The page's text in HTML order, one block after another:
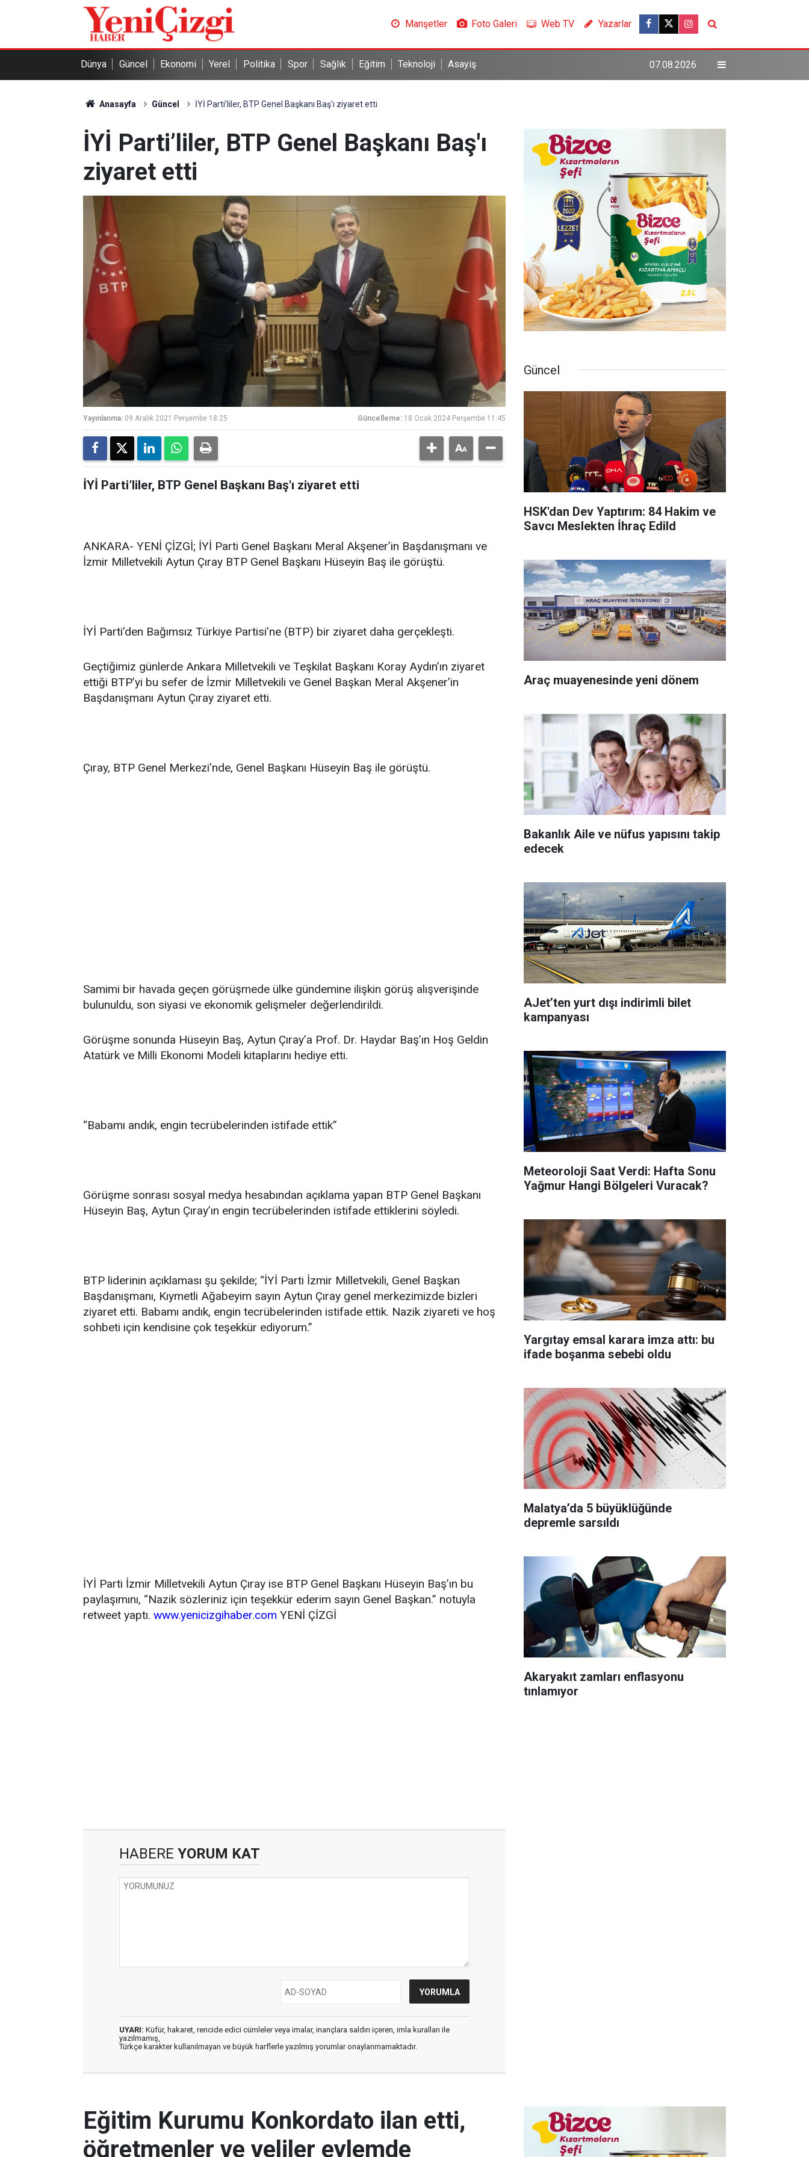
Manşetler Foto Galeri Web TV Yazarlar
Dünya Güncel Ekonomi Yerel Politika Spor Sağlık Eğitim Teknoloji Asayiş 07.08.2026
Anasayfa Güncel İYİ Parti’liler, BTP Genel Başkanı Baş'ı ziyaret etti
İYİ Parti’liler, BTP Genel Başkanı Baş'ı
ziyaret etti
Yayınlanma: 09 Aralık 2021 Perşembe 18:25 Güncelleme: 18 Ocak 2024 Perşembe 11:45
İYİ Parti’liler, BTP Genel Başkanı Baş'ı ziyaret etti
ANKARA- YENİ ÇİZGİ; İYİ Parti Genel Başkanı Meral Akşener’in Başdanışmanı ve
İzmir Milletvekili Aytun Çıray BTP Genel Başkanı Hüseyin Baş ile görüştü.
İYİ Parti’den Bağımsız Türkiye Partisi’ne (BTP) bir ziyaret daha gerçekleşti.
Geçtiğimiz günlerde Ankara Milletvekili ve Teşkilat Başkanı Koray Aydın’ın ziyaret
ettiği BTP’yi bu sefer de İzmir Milletvekili ve Genel Başkan Meral Akşener’in
Başdanışmanı Aytun Çıray ziyaret etti.
Çıray, BTP Genel Merkezi’nde, Genel Başkanı Hüseyin Baş ile görüştü.
Samimi bir havada geçen görüşmede ülke gündemine ilişkin görüş alışverişinde
bulunuldu, son siyasi ve ekonomik gelişmeler değerlendirildi.
Görüşme sonunda Hüseyin Baş, Aytun Çıray’a Prof. Dr. Haydar Baş’ın Hoş Geldin
Atatürk ve Milli Ekonomi Modeli kitaplarını hediye etti.
“Babamı andık, engin tecrübelerinden istifade ettik”
Görüşme sonrası sosyal medya hesabından açıklama yapan BTP Genel Başkanı
Hüseyin Baş, Aytun Çıray’ın engin tecrübelerinden istifade ettiklerini söyledi.
BTP liderinin açıklaması şu şekilde; “İYİ Parti İzmir Milletvekili, Genel Başkan
Başdanışmanı, Kıymetli Ağabeyim sayın Aytun Çıray genel merkezimizde bizleri
ziyaret etti. Babamı andık, engin tecrübelerinden istifade ettik. Nazik ziyareti ve hoş
sohbeti için kendisine çok teşekkür ediyorum.”
İYİ Parti İzmir Milletvekili Aytun Çıray ise BTP Genel Başkanı Hüseyin Baş’ın bu
paylaşımını, “Nazik sözleriniz için teşekkür ederim sayın Genel Başkan.” notuyla
retweet yaptı. www.yenicizgihaber.com YENİ ÇİZGİ
HABERE YORUM KAT
UYARI: Küfür, hakaret, rencide edici cümleler veya imalar, inançlara saldırı içeren, imla kuralları ile
yazılmamış,
Türkçe karakter kullanılmayan ve büyük harflerle yazılmış yorumlar onaylanmamaktadır.
Güncel
HSK'dan Dev Yaptırım: 84 Hakim ve
Savcı Meslekten İhraç Edild
Araç muayenesinde yeni dönem
Bakanlık Aile ve nüfus yapısını takip
edecek
AJet’ten yurt dışı indirimli bilet
kampanyası
Meteoroloji Saat Verdi: Hafta Sonu
Yağmur Hangi Bölgeleri Vuracak?
Yargıtay emsal karara imza attı: bu
ifade boşanma sebebi oldu
Malatya’da 5 büyüklüğünde
depremle sarsıldı
Akaryakıt zamları enflasyonu
tınlamıyor
Eğitim Kurumu Konkordato ilan etti,
öğretmenler ve veliler eylemde